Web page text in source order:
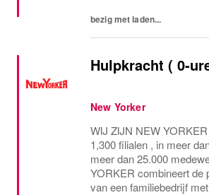
bezig met laden...
Hulpkracht ( 0-
New Yorker
WIJ ZIJN NEW
1,300 filialen , in meer
meer dan 25.000
YORKER combineert de
van een familiebedrijf